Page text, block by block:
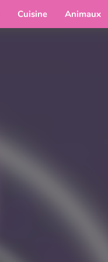
Cuisine Animaux